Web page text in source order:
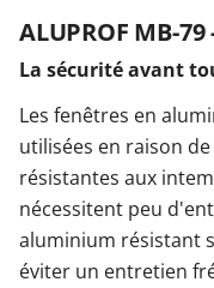
ALUPROF MB-
La sécurité avant
Les fenêtres en
utilisées en raison
résistantes aux
nécessitent peu
aluminium résistant
éviter un entretien